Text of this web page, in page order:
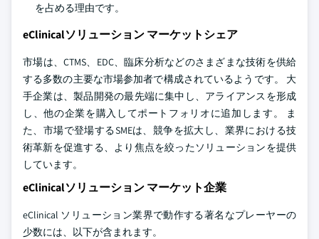
を占める理由です。
eClinicalソリューション マーケットシェア
市場は、CTMS、EDC、臨床分析などのさまざまな技術を供給
する多数の主要な市場参加者で構成されているようです。 大
手企業は、製品開発の最先端に集中し、アライアンスを形成
し、他の企業を購入してポートフォリオに追加します。 ま
た、市場で登場するSMEは、競争を拡大し、業界における技
術革新を促進する、より焦点を絞ったソリューションを提供
しています。
eClinicalソリューション マーケット企業
eClinical ソリューション業界で動作する著名なプレーヤーの
少数には、以下が含まれます。